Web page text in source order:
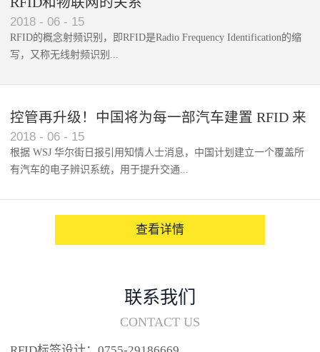
2018 - 06 - 15
RFID的概念射频识别，即RFID是Radio Frequency Identification的缩
写，又称无线射频识别...
控管再升级！中国将为每一部汽车建置 RFID 来
架构辨识系统
2018 - 06 - 15
根据 WSJ 华尔街日报引用知情人士消息，中国计划建立一个覆盖所
有汽车的电子辨识系统，用于提升交通...
查看详情
联系我们
CONTACT US